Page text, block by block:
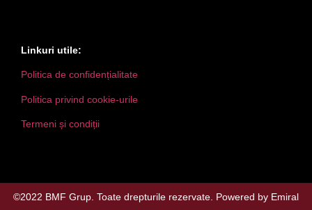
Linkuri utile:
Politica de confidențialitate
Politica privind cookie-urile
Termeni și condiții
©2022 BMF Grup. Toate drepturile rezervate. Powered by Emiral